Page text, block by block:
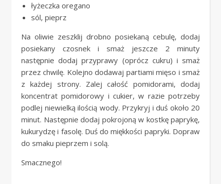
łyżeczka oregano
sól, pieprz
Na oliwie zeszklij drobno posiekaną cebulę, dodaj
posiekany czosnek i smaż jeszcze 2 minuty
następnie dodaj przyprawy (oprócz cukru) i smaż
przez chwilę. Kolejno dodawaj partiami mięso i smaż
z każdej strony. Zalej całość pomidorami, dodaj
koncentrat pomidorowy i cukier, w razie potrzeby
podlej niewielką ilością wody. Przykryj i duś około 20
minut. Następnie dodaj pokrojoną w kostkę paprykę,
kukurydzę i fasolę. Duś do miękkości papryki. Dopraw
do smaku pieprzem i solą.
Smacznego!